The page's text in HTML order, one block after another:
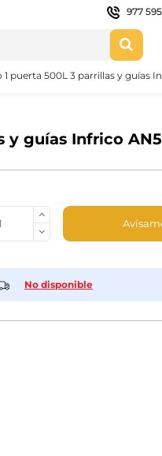
977
puerta 500L 3 parrillas y guías
guías Infrico
No disponible